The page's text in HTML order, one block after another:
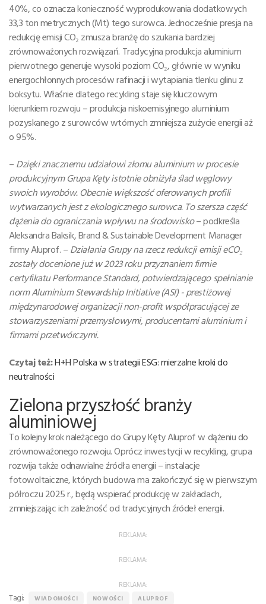
40%, co oznacza konieczność wyprodukowania dodatkowych
33,3 ton metrycznych (Mt) tego surowca. Jednocześnie presja na
redukcję emisji CO₂ zmusza branżę do szukania bardziej
zrównoważonych rozwiązań. Tradycyjna produkcja aluminium
pierwotnego generuje wysoki poziom CO₂, głównie w wyniku
energochłonnych procesów rafinacji i wytapiania tlenku glinu z
boksytu. Właśnie dlatego recykling staje się kluczowym
kierunkiem rozwoju – produkcja niskoemisyjnego aluminium
pozyskanego z surowców wtórnych zmniejsza zużycie energii aż
o 95%.
– Dzięki znacznemu udziałowi złomu aluminium w procesie
produkcyjnym Grupa Kęty istotnie obniżyła ślad węglowy
swoich wyrobów. Obecnie większość oferowanych profili
wytwarzanych jest z ekologicznego surowca. To szersza część
dążenia do ograniczania wpływu na środowisko– podkreśla
Aleksandra Baksik, Brand & Sustainable Development Manager
firmy Aluprof. – Działania Grupy na rzecz redukcji emisji eCO₂
zostały docenione już w 2023 roku przyznaniem firmie
certyfikatu Performance Standard, potwierdzającego spełnianie
norm Aluminium Stewardship Initiative (ASI) - prestiżowej
międzynarodowej organizacji non-profit współpracującej ze
stowarzyszeniami przemysłowymi, producentami aluminium i
firmami przetwórczymi.
Czytaj też:H+H Polska w strategii ESG: mierzalne kroki do
neutralności
Zielona przyszłość branży
aluminiowej
To kolejny krok należącego do Grupy Kęty Aluprof w dążeniu do
zrównoważonego rozwoju. Oprócz inwestycji w recykling, grupa
rozwija także odnawialne źródła energii – instalacje
fotowoltaiczne, których budowa ma zakończyć się w pierwszym
półroczu 2025 r., będą wspierać produkcję w zakładach,
zmniejszając ich zależność od tradycyjnych źródeł energii.
REKLAMA:
REKLAMA:
REKLAMA:
Tagi: WIADOMOŚCI NOWOŚCI ALUPROF